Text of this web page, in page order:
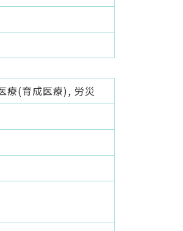
療(育成医療), 労災